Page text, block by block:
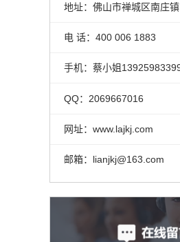
地址：佛山市禅城区南庄
电 话：400 006 1883
手机：蔡小姐
QQ：2069667016
网址：www.lajkj.com
邮箱：lianjkj@163.com